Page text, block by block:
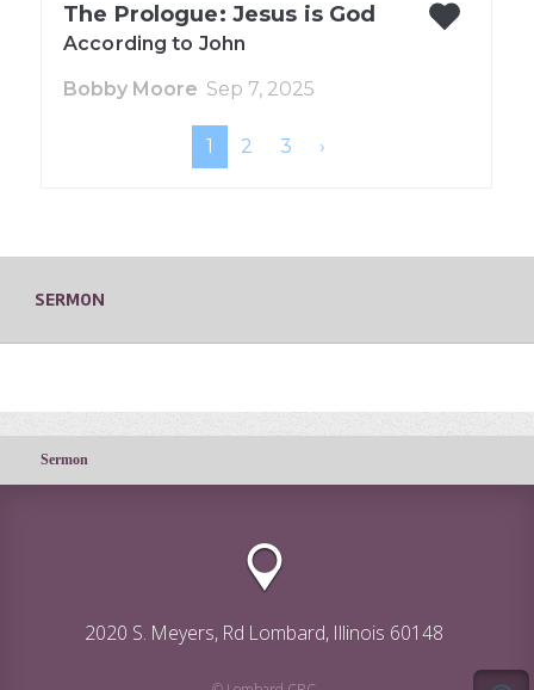
SERMON
Sermon
2020 S. Meyers, Rd Lombard, Illinois 60148